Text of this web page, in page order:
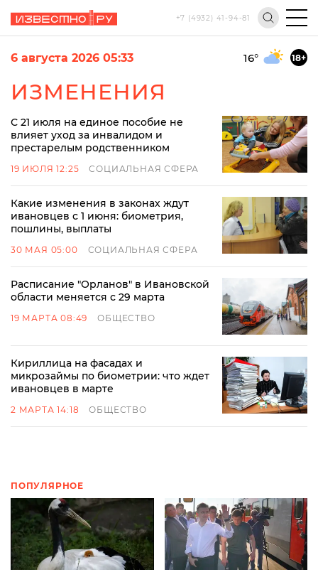
+7 (4932) 41-94-81
6 августа 2026 05:33 16° 18+
ИЗМЕНЕНИЯ
С 21 июля на единое пособие не
влияет уход за инвалидом и
престарелым родственником
19 ИЮЛЯ 12:25 СОЦИАЛЬНАЯ СФЕРА
Какие изменения в законах ждут
ивановцев с 1 июня: биометрия,
пошлины, выплаты
30 МАЯ 05:00 СОЦИАЛЬНАЯ СФЕРА
Расписание "Орланов" в Ивановской
области меняется с 29 марта
19 МАРТА 08:49 ОБЩЕСТВО
Кириллица на фасадах и
микрозаймы по биометрии: что ждет
ивановцев в марте
2 МАРТА 14:18 ОБЩЕСТВО
ПОПУЛЯРНОЕ